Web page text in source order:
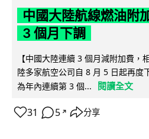
中國大陸航線燃油附
3 個月下調
【中國大陸連續 3 個月減附加費，
陸多家航空公司自 8 月 5 日起再度
為年內連續第 3 個...
閱讀全文
31 5 ↗ 分享